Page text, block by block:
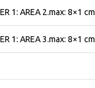
1: AREA 2.max: 8×1 cm
1: AREA 3.max: 8×1 cm